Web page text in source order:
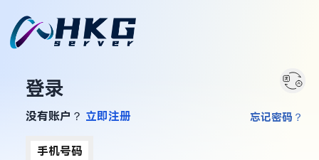
登录
没有账户？ 立即注册
手机号码
忘记密码？